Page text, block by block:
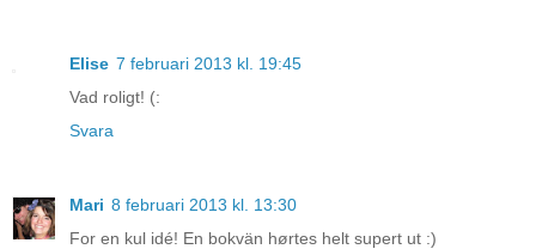
Elise 7 februari 2013 kl. 19:45
Vad roligt! (:
Svara
Mari 8 februari 2013 kl. 13:30
For en kul idé! En bokvän hørtes helt supert ut :)